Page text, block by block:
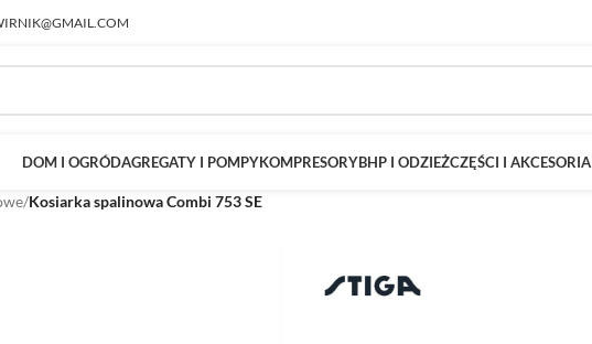
DOM I OGRÓDAGREGATY I POMPYKOMPRESORYBHP I ODZIEŻCZĘŚCI I AKCESORIA
/Kosiarka spalinowa Combi 753 SE